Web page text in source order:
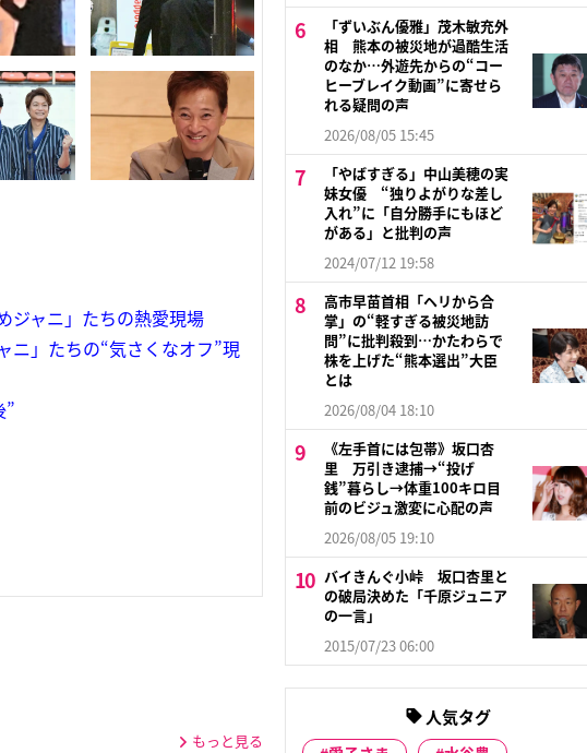
ジャニ」たちの熱愛現場
」たちの“気さくなオフ”現
”
もっと見る
「ずいぶん優雅」茂木敏充外
相 熊本の被災地が過酷生活
のなか…外遊先からの“コー
ヒーブレイク動画”に寄せら
れる疑問の声
2026/08/05 15:45
「やばすぎる」中山美穂の実
妹女優 “独りよがりな差し
入れ”に「自分勝手にもほど
がある」と批判の声
2024/07/12 19:58
高市早苗首相「ヘリから合
掌」の“軽すぎる被災地訪
問”に批判殺到…かたわらで
株を上げた“熊本選出”大臣
とは
2026/08/04 18:10
《左手首には包帯》坂口杏
里 万引き逮捕→“投げ
銭”暮らし→体重100キロ目
前のビジュ激変に心配の声
2026/08/05 19:10
バイきんぐ小峠 坂口杏里と
の破局決めた「千原ジュニア
の一言」
2015/07/23 06:00
人気タグ